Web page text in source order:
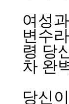
여성
변수
령 당
차 완
당신